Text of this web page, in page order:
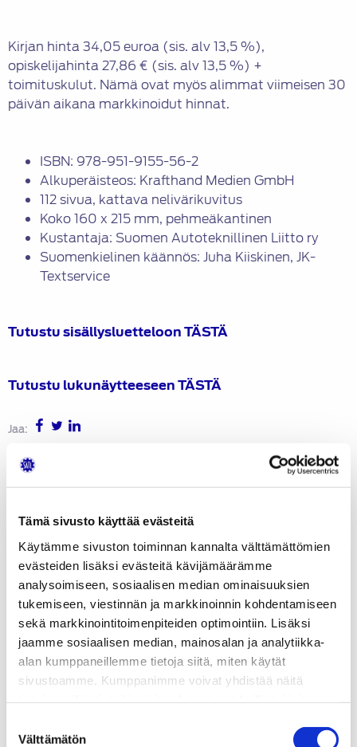
Tämä sivusto käyttää evästeitä
Käytämme sivuston toiminnan kannalta välttämättömien
evästeiden lisäksi evästeitä kävijämäärämme
analysoimiseen, sosiaalisen median ominaisuuksien
tukemiseen, viestinnän ja markkinoinnin kohdentamiseen
sekä markkinointitoimenpiteiden optimointiin. Lisäksi
jaamme sosiaalisen median, mainosalan ja analytiikka-
alan kumppaneillemme tietoja siitä, miten käytät
sivustoamme. Kumppanimme voivat yhdistää näitä
valinta
Välttämätön
Kirjan hinta 34,05 euroa (sis. alv 13,5 %),
opiskelijahinta 27,86 € (sis. alv 13,5 %) +
toimituskulut. Nämä ovat myös alimmat viimeisen 30
päivän aikana markkinoidut hinnat.
ISBN: 978-951-9155-56-2
Alkuperäisteos: Krafthand Medien GmbH
112 sivua, kattava nelivärikuvitus
Koko 160 x 215 mm, pehmeäkantinen
Kustantaja: Suomen Autoteknillinen Liitto ry
Suomenkielinen käännös: Juha Kiiskinen, JK-
Textservice
Tutustu sisällysluetteloonTÄSTÄ
Tutustu lukunäytteeseenTÄSTÄ
AVAINSANAT: VOIMANSIIRTO
Jaa:
Tutustu myös
Aja
taloudellisesti,
Markku
Ikonen